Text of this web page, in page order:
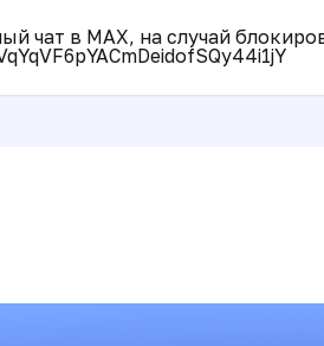
чат в MAX, на случай